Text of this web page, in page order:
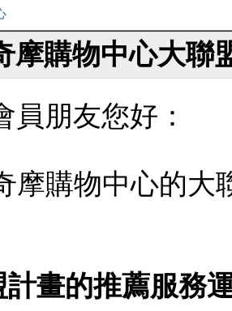
摩購物中心大聯
員朋友您好：
摩購物中心的大
計畫的推薦服務